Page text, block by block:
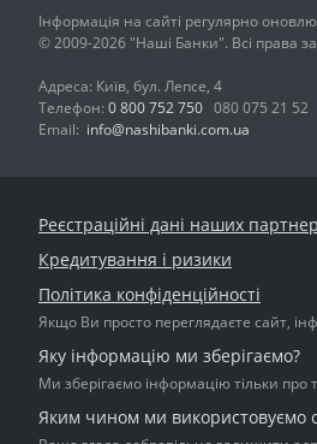
Інформація на сайті регулярно
© 2009-2026 "Наші Банки". Всі права
Адреса: Київ, бул. Лепсе, 4
Телефон: 0 800 752 750 080 075 21 52
Email: info@nashibanki.com.ua
Реєстраційні дані наших
Кредитування і ризики
Політика конфіденційності
Якщо Ви просто переглядаєте сайт,
Яку інформацію ми зберігаємо?
Ми зберігаємо інформацію тільки про
Яким чином ми використовуємо